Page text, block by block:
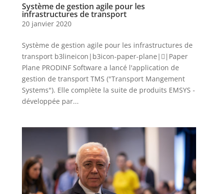
Système de gestion agile pour les
infrastructures de transport
20 janvier 2020
Système de gestion agile pour les infrastructures de
transport b3lineicon|b3icon-paper-plane||Paper
Plane PRODINF Software a lancé l'application de
gestion de transport TMS ("Transport Mangement
Systems"). Elle complète la suite de produits EMSYS -
développée par...